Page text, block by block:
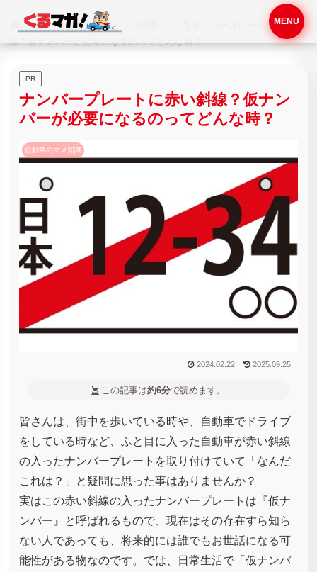
ホーム 自動車のマメ知識
ナンバープレートに赤い斜
線？仮ナンバーが必要になるのってどんな時？
PR
ナンバープレートに赤い斜線？仮ナン
バーが必要になるのってどんな時？
自動車のマメ知識
2024.02.22 2025.09.25
この記事は約6分で読めます。
皆さんは、街中を歩いている時や、自動車でドライブ
をしている時など、ふと目に入った自動車が赤い斜線
の入ったナンバープレートを取り付けていて「なんだ
これは？」と疑問に思った事はありませんか？
実はこの赤い斜線の入ったナンバープレートは『仮ナ
ンバー』と呼ばれるもので、現在はその存在すら知ら
ない人であっても、将来的には誰でもお世話になる可
能性がある物なのです。では、日常生活で「仮ナンバ
MENU